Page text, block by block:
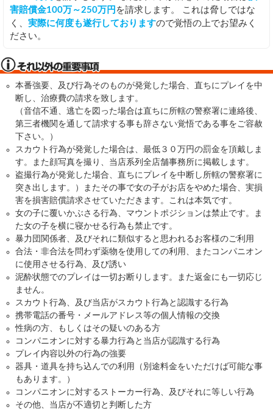
害賠償金100万～250万円 を請求します。 これは脅しではな
く、 実際に何度も遂行しておりますので覚悟の上でお望みく
ださい。
本番強要、及び行為そのものが発覚した場合、直ちにプレイを中
断し、治療費の請求を致します。
（音信不通、逃亡を図った場合は直ちに所轄の警察署に連絡後、
第三者機関を通して請求する事も辞さない覚悟である事をご容赦
下さい。）
スカウト行為が発覚した場合は、最低３０万円の罰金を頂戴しま
す。また顔写真を撮り、当店系列全店舗事務所に掲載します。
盗撮行為が発覚した場合、直ちにプレイを中断し所轄の警察署に
突き出します。）またその事で女の子がお店をやめた場合、実損
害を損害賠償請求させていただきます。これは本気です。
女の子に覆いかぶさる行為、マウントポジションは禁止です。ま
た女の子を横に寝かせる行為も禁止です。
暴力団関係者、及びそれに類似すると思われるお客様のご利用
合法・非合法を問わず薬物を使用しての利用、またコンパニオン
に使用させる行為、及び誘い
泥酔状態でのプレイは一切お断りします。また返金にも一切応じ
ません。
スカウト行為、及び当店がスカウト行為と認識する行為
携帯電話の番号・メールアドレス等の個人情報の交換
性病の方、もしくはその疑いのある方
コンパニオンに対する暴力行為と当店が認識する行為
プレイ内容以外の行為の強要
器具・道具を持ち込んでの利用（別途料金をいただけば可能な事
もあります。）
コンパニオンに対するストーカー行為、及びそれに等しい行為
その他、当店が不適切と判断した方